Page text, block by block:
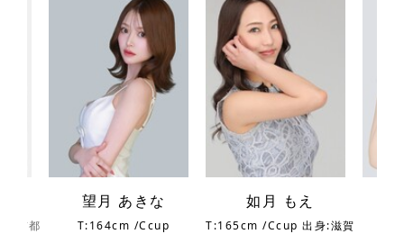
:京都
望月 あきな
T:164cm /Ccup
如月 もえ
T:165cm /Ccup 出身:滋賀